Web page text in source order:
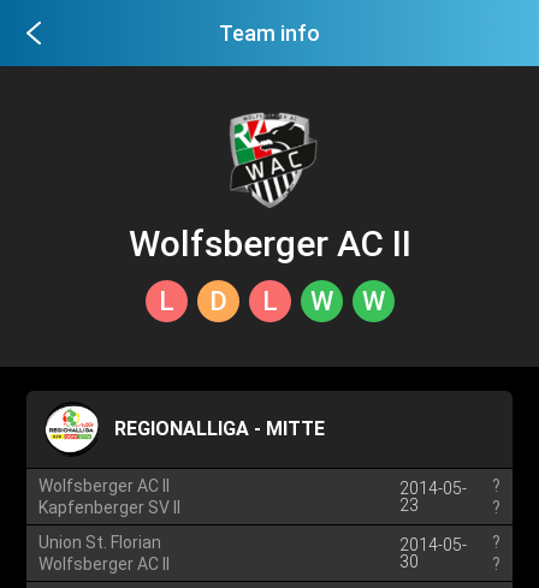
Team info
Wolfsberger AC II
L D L W W
REGIONALLIGA - MITTE
Wolfsberger AC II
Kapfenberger SV II
2014-05-
23
?
?
Union St. Florian
Wolfsberger AC II
2014-05-
30
?
?